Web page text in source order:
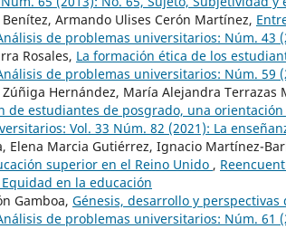
Armando Ulises Cerón Martínez,
de problemas universitarios: Núm. 43
Rosales, La formación ética de los
de problemas universitarios: Núm. 59
Hernández, María Alejandra Terrazas
de estudiantes de posgrado, una
Vol. 33 Núm. 82 (2021): La
Elena Marcia Gutiérrez, Ignacio Martínez-
superior en el Reino Unido ,
en la educación
Gamboa, Génesis, desarrollo y
de problemas universitarios: Núm. 61